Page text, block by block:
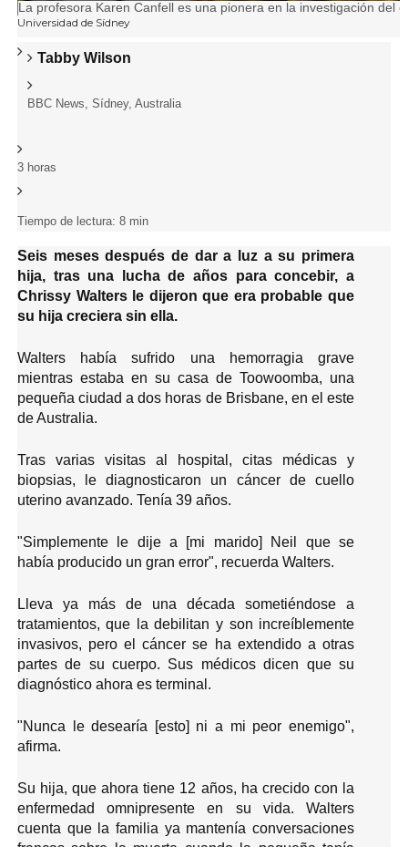
U
E
T
D
E
L
A
N
,
Universidad de Sídney
P
i
d
,
La profesora Karen Canfell es una pionera en la investigación del
I
r
m
a
c
ó
n
d
l
a
r
í
c
u
o
A
t
,
Tabby Wilson
í
l
d
l
a
u
t
r
BBC News, Sídney, Australia
F
e
c
a
d
e
p
b
i
a
c
i
n
3 horas
Tiempo de lectura: 8 min
Seis meses después de dar a luz a su primera
hija, tras una lucha de años para concebir, a
Chrissy Walters le dijeron que era probable que
su hija creciera sin ella.
Walters había sufrido una hemorragia grave
mientras estaba en su casa de Toowoomba, una
pequeña ciudad a dos horas de Brisbane, en el este
de Australia.
Tras varias visitas al hospital, citas médicas y
biopsias, le diagnosticaron un cáncer de cuello
uterino avanzado. Tenía 39 años.
"Simplemente le dije a [mi marido] Neil que se
había producido un gran error", recuerda Walters.
Lleva ya más de una década sometiéndose a
tratamientos, que la debilitan y son increíblemente
invasivos, pero el cáncer se ha extendido a otras
partes de su cuerpo. Sus médicos dicen que su
diagnóstico ahora es terminal.
"Nunca le desearía [esto] ni a mi peor enemigo",
afirma.
Su hija, que ahora tiene 12 años, ha crecido con la
enfermedad omnipresente en su vida. Walters
cuenta que la familia ya mantenía conversaciones